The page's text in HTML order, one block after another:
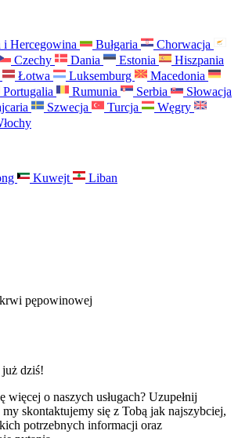
i Hercegowina Bułgaria
Chorwacja
Czechy Dania Estonia
Hiszpania
Łotwa Luksemburg
Macedonia
Portugalia Rumunia Serbia
Słowacja
Szwecja Turcja
Węgry
Kuwejt
Liban
pępowinowej
dziś!
więcej o naszych usługach? Uzupełnij
skontaktujemy się z Tobą jak najszybciej,
potrzebnych informacji oraz